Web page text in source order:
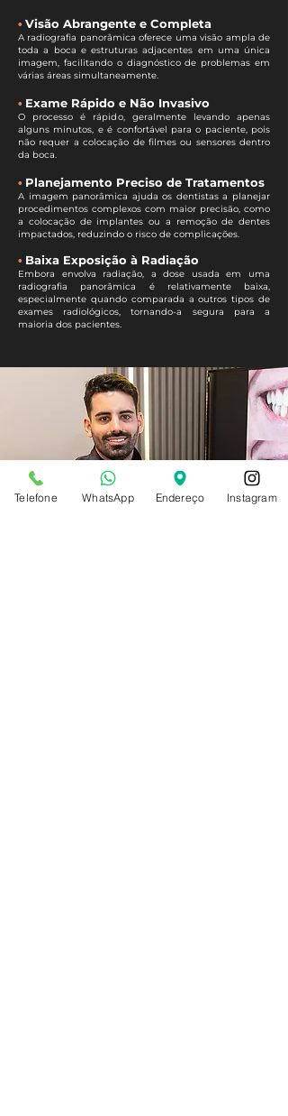
• Visão Abrangente e Completa
A radiografia panorâmica oferece uma visão ampla de
toda a boca e estruturas adjacentes em uma única
imagem, facilitando o diagnóstico de problemas em
várias áreas simultaneamente.
• Exame Rápido e Não Invasivo
O processo é rápido, geralmente levando apenas
alguns minutos, e é confortável para o paciente, pois
não requer a colocação de filmes ou sensores dentro
da boca.
• Planejamento Preciso de Tratamentos
A imagem panorâmica ajuda os dentistas a planejar
procedimentos complexos com maior precisão, como
a colocação de implantes ou a remoção de dentes
impactados, reduzindo o risco de complicações.​
• Baixa Exposição à Radiação
Embora envolva radiação, a dose usada em uma
radiografia panorâmica é relativamente baixa,
especialmente quando comparada a outros tipos de
exames radiológicos, tornando-a segura para a
maioria dos pacientes.
Telefone WhatsApp Endereço Instagram